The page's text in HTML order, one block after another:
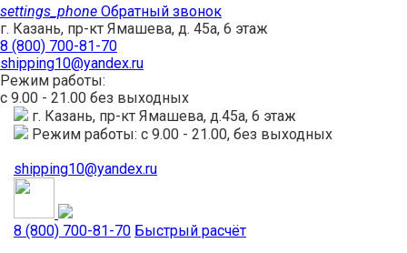
settings_phone Обратный звонок
г. Казань, пр-кт Ямашева, д. 45а, 6 этаж
8 (800) 700-81-70
shipping10@yandex.ru
Режим работы:
с 9.00 - 21.00 без выходных
г. Казань, пр-кт Ямашева, д.45а, 6 этаж
Режим работы: с 9.00 - 21.00, без выходных
shipping10@yandex.ru
8 (800) 700-81-70 Быстрый расчёт